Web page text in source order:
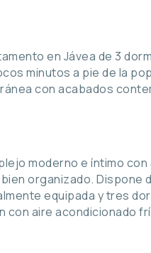
en Jávea de 3
minutos a pie de la
con acabados
moderno e íntimo
organizado. Dispone
equipada y tres
con aire acondicionado